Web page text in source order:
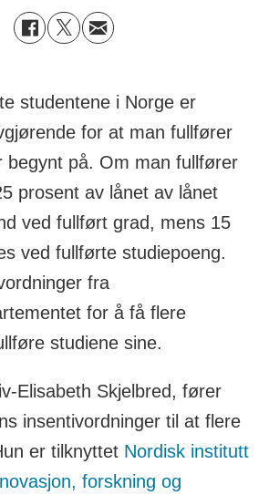
studentene i Norge er
for at man fullfører
begynt på. Om man fullfører
prosent av lånet av lånet
ved fullført grad, mens 15
ved fullførte studiepoeng.
fra
for å få flere
studiene sine.
Elisabeth Skjelbred, fører
insentivordninger til at flere
er tilknyttet Nordisk institutt
forskning og